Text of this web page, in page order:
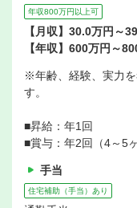
年収800万円以上可
【月収】30.0万円～
【年収】600万円～
※年齢、経験、実力
す。
■昇給：年1回
■賞与：年2回（4～5
手当
住宅補助（手当）あり